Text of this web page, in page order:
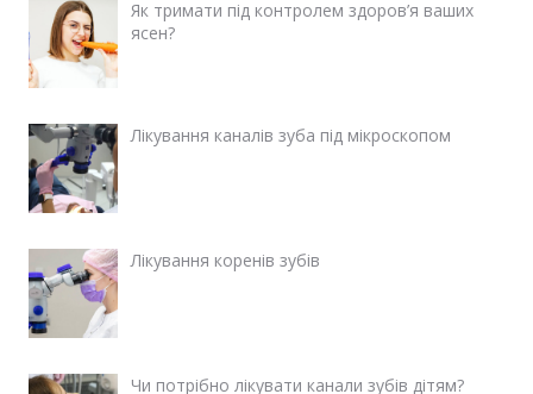
Як тримати під контролем здоров’я ваших
ясен?
Лікування каналів зуба під мікроскопом
Лікування коренів зубів
Чи потрібно лікувати канали зубів дітям?